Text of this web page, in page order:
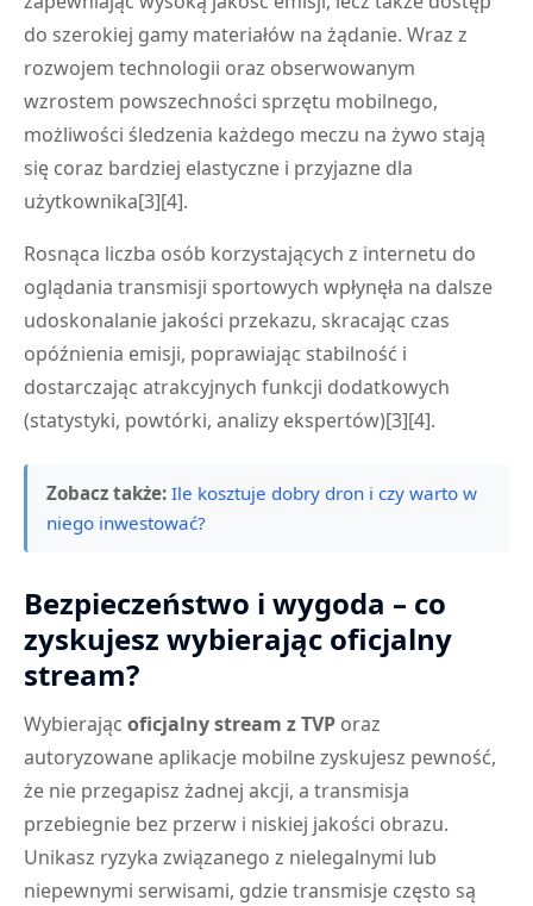
do szerokiej gamy materiałów na żądanie. Wraz z
rozwojem technologii oraz obserwowanym
wzrostem powszechności sprzętu mobilnego,
możliwości śledzenia każdego meczu na żywo stają
się coraz bardziej elastyczne i przyjazne dla
użytkownika[3][4].
Rosnąca liczba osób korzystających z internetu do
oglądania transmisji sportowych wpłynęła na dalsze
udoskonalanie jakości przekazu, skracając czas
opóźnienia emisji, poprawiając stabilność i
dostarczając atrakcyjnych funkcji dodatkowych
(statystyki, powtórki, analizy ekspertów)[3][4].
Zobacz także: Ile kosztuje dobry dron i czy warto w
niego inwestować?
Bezpieczeństwo i wygoda – co
zyskujesz wybierając oficjalny
stream?
Wybierając oficjalny stream z TVP oraz
autoryzowane aplikacje mobilne zyskujesz pewność,
że nie przegapisz żadnej akcji, a transmisja
przebiegnie bez przerw i niskiej jakości obrazu.
Unikasz ryzyka związanego z nielegalnymi lub
niepewnymi serwisami, gdzie transmisje często są